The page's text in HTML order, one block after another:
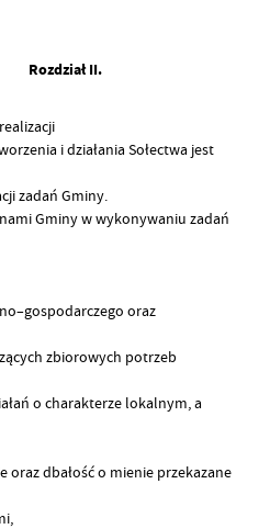
II.
i działania Sołectwa jest
zadań Gminy.
Gminy w wykonywaniu zadań
oraz
zbiorowych potrzeb
o charakterze lokalnym, a
dbałość o mienie przekazane